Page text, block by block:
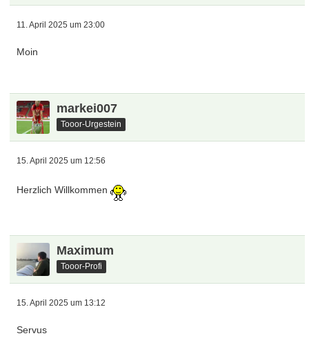
11. April 2025 um 23:00
Moin
markei007
Tooor-Urgestein
15. April 2025 um 12:56
Herzlich Willkommen
Maximum
Tooor-Profi
15. April 2025 um 13:12
Servus